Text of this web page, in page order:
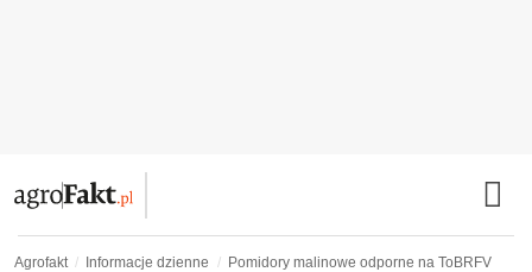
Agrofakt Informacje dzienne Pomidory malinowe odporne na ToBRFV